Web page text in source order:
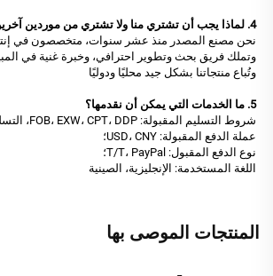
4. لماذا يجب أن تشتري منا ولا تشتري من موردين آخرين؟
نحن مصنع المصدر منذ عشر سنوات، متخصصون في
وتملك فريق بحث وتطوير احترافي، وخبرة غنية في
وتُباع منتجاتنا بشكل جيد محليًا ودوليًا
5. ما الخدمات التي يمكن أن نقدمها؟
شروط التسليم المقبولة: FOB، EXW، CPT، DDP، التسليم السريع، DAF
عملة الدفع المقبولة: USD، CNY؛
نوع الدفع المقبول: T/T، PayPal؛
اللغة المستخدمة: الإنجليزية، الصينية
المنتجات الموصى بها